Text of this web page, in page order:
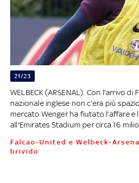
21/23
WELBECK (ARSENAL). Con l'arrivo di
nazionale inglese non c'era più
mercato Wenger ha fiutato l'affare
all'Emirates Stadium per circa 16
Falcao-United e Welbeck-Arsenal: affari fatti col
brivido